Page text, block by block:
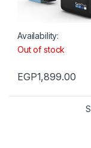
Availability:
Out of stock
EGP1,899.00